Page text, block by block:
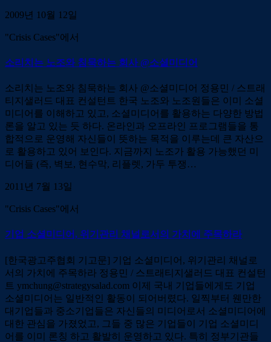
2009년 10월 12일
"Crisis Cases"에서
소리치는 노조와 침묵하는 회사 @소셜미디어
소리치는 노조와 침묵하는 회사 @소셜미디어 정용민 / 스트래
티지샐러드 대표 컨설턴트 한국 노조와 노조원들은 이미 소셜
미디어를 이해하고 있고, 소셜미디어를 활용하는 다양한 방법
론을 알고 있는 듯 하다. 온라인과 오프라인 프로그램들을 통
합적으로 운영해 자신들이 뜻하는 목적을 이루는데 큰 자산으
로 활용하고 있어 보인다. 지금까지 노조가 활용 가능했던 미
디어들 (즉, 벽보, 현수막, 리플렛, 가두 투쟁…
2011년 7월 13일
"Crisis Cases"에서
기업 소셜미디어, 위기관리 채널로서의 가치에 주목하라
[한국광고주협회 기고문] 기업 소셜미디어, 위기관리 채널로
서의 가치에 주목하라 정용민 / 스트래티지샐러드 대표 컨설턴
트 ymchung@strategysalad.com 이제 국내 기업들에게도 기업
소셜미디어는 일반적인 활동이 되어버렸다. 일찍부터 웬만한
대기업들과 중소기업들은 자신들의 미디어로서 소셜미디어에
대한 관심을 가졌었고, 그들 중 많은 기업들이 기업 소셜미디
어를 이미 론칭 하고 활발히 운영하고 있다. 특히 정부기관들